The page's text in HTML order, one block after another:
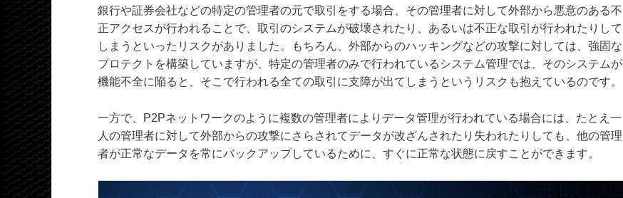
銀行や証券会社などの特定の管理者の元で取引をする場合、その管理者に対して外部から悪意のある不
正アクセスが行われることで、取引のシステムが破壊されたり、あるいは不正な取引が行われたりして
しまうといったリスクがありました。もちろん、外部からのハッキングなどの攻撃に対しては、強固な
プロテクトを構築していますが、特定の管理者のみで行われているシステム管理では、そのシステムが
機能不全に陥ると、そこで行われる全ての取引に支障が出てしまうというリスクも抱えているのです。
一方で、P2Pネットワークのように複数の管理者によりデータ管理が行われている場合には、たとえ一
人の管理者に対して外部からの攻撃にさらされてデータが改ざんされたり失われたりしても、他の管理
者が正常なデータを常にバックアップしているために、すぐに正常な状態に戻すことができます。